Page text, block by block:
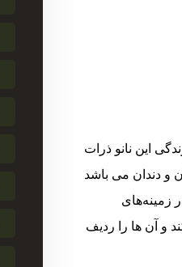
این نانو ذرات
و دندان می باشد
زمینه‌های
و آن ها را ردیف